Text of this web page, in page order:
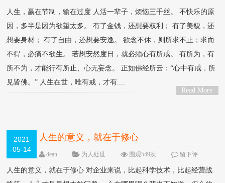
人生，赢在节制，输在过度 人活一辈子，烦恼三千丝。 不快乐的原
因，多半是因为欲望太多。 有了金钱，还想要权利； 有了美貌，还
想要身材； 有了自由，还想要安逸。 欲念不休，则所求不止；求而
不得，必痛不欲生。 若想安然度日，就必须心有所戒。 有所为，有
所不为，才能行有所止、心无妄念。 正如佛经所云：“心中有戒，所
见皆佛。” 人生在世，唯有戒，才有....
Read More
2021
05-14
人生的意义，就在于修心
dean 为人处世 围观549次
留下评
人生的意义，就在于修心 对企业来说，比起科学技术，比起经营战